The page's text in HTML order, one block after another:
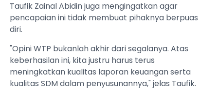
Taufik Zainal Abidin juga mengingatkan agar
pencapaian ini tidak membuat pihaknya berpuas
diri.
"Opini WTP bukanlah akhir dari segalanya. Atas
keberhasilan ini, kita justru harus terus
meningkatkan kualitas laporan keuangan serta
kualitas SDM dalam penyusunannya," jelas Taufik.